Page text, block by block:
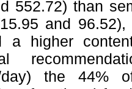
552.72) than
and
a higher
day) the 44%